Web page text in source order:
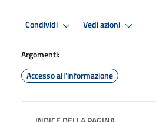
Condividi Vedi azioni
Argomenti:
Accesso all'informazione